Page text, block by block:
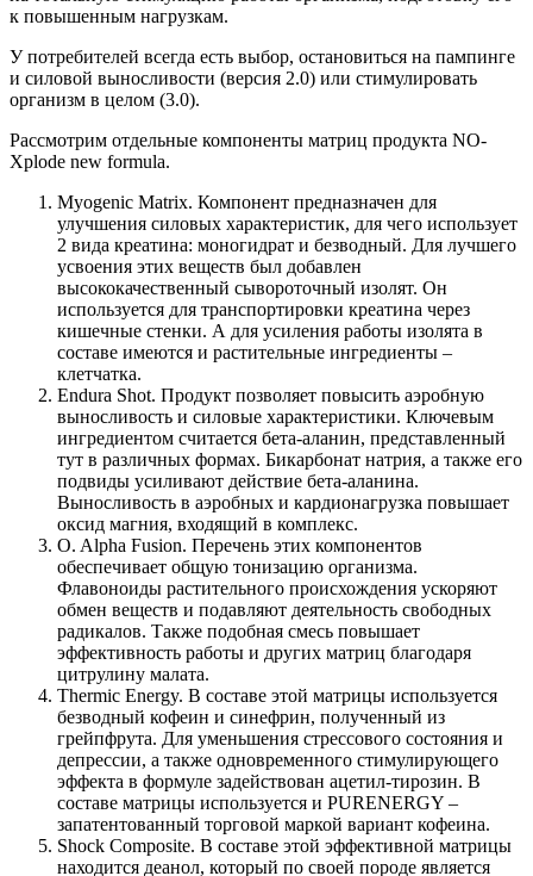
к повышенным нагрузкам.
У потребителей всегда есть выбор, остановиться на пампинге
и силовой выносливости (версия 2.0) или стимулировать
организм в целом (3.0).
Рассмотрим отдельные компоненты матриц продукта NO-
Xplode new formula.
Myogenic Matrix. Компонент предназначен для
улучшения силовых характеристик, для чего использует
2 вида креатина: моногидрат и безводный. Для лучшего
усвоения этих веществ был добавлен
высококачественный сывороточный изолят. Он
используется для транспортировки креатина через
кишечные стенки. А для усиления работы изолята в
составе имеются и растительные ингредиенты –
клетчатка.
Endura Shot. Продукт позволяет повысить аэробную
выносливость и силовые характеристики. Ключевым
ингредиентом считается бета-аланин, представленный
тут в различных формах. Бикарбонат натрия, а также его
подвиды усиливают действие бета-аланина.
Выносливость в аэробных и кардионагрузка повышает
оксид магния, входящий в комплекс.
O. Alpha Fusion. Перечень этих компонентов
обеспечивает общую тонизацию организма.
Флавоноиды растительного происхождения ускоряют
обмен веществ и подавляют деятельность свободных
радикалов. Также подобная смесь повышает
эффективность работы и других матриц благодаря
цитрулину малата.
Thermic Energy. В составе этой матрицы используется
безводный кофеин и синефрин, полученный из
грейпфрута. Для уменьшения стрессового состояния и
депрессии, а также одновременного стимулирующего
эффекта в формуле задействован ацетил-тирозин. В
составе матрицы используется и PURENERGY –
запатентованный торговой маркой вариант кофеина.
Shock Composite. В составе этой эффективной матрицы
находится деанол, который по своей породе является